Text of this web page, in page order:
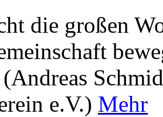
die großen
e.V.) Mehr